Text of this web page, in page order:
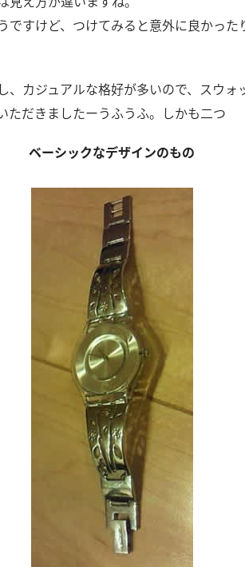
ですけど、つけてみると意外に良かった
、カジュアルな格好が多いので、スウォ
ただきましたーうふうふ。しかも二つ
ベーシックなデザインのもの